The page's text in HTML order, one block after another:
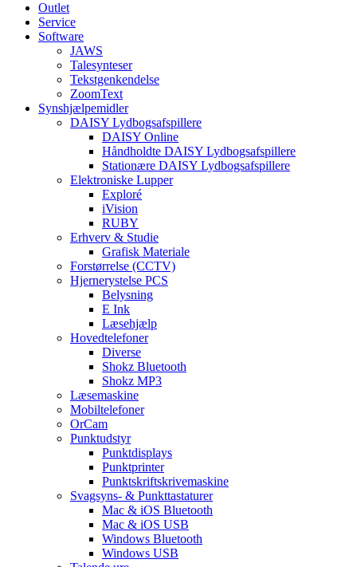
Outlet
Service
Software
JAWS
Talesynteser
Tekstgenkendelse
ZoomText
Synshjælpemidler
DAISY Lydbogsafspillere
DAISY Online
Håndholdte DAISY Lydbogsafspillere
Stationære DAISY Lydbogsafspillere
Elektroniske Lupper
Exploré
iVision
RUBY
Erhverv & Studie
Grafisk Materiale
Forstørrelse (CCTV)
Hjernerystelse PCS
Belysning
E Ink
Læsehjælp
Hovedtelefoner
Diverse
Shokz Bluetooth
Shokz MP3
Læsemaskine
Mobiltelefoner
OrCam
Punktudstyr
Punktdisplays
Punktprinter
Punktskriftskrivemaskine
Svagsyns- & Punkttastaturer
Mac & iOS Bluetooth
Mac & iOS USB
Windows Bluetooth
Windows USB